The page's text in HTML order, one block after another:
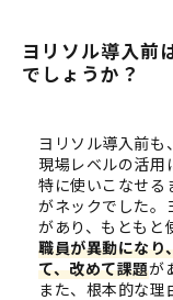
ヨリソル導入前
でしょうか？
ヨリソル導入前も
現場レベルの活用
特に使いこなせる
がネックでした。
があり、もともと
職員が異動になり
て、改めて課題が
また、根本的な理